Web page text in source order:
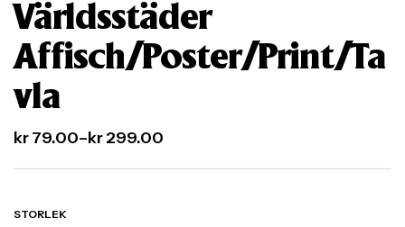
Världsstäder
Affisch/Poster/Print/Ta
vla
kr79.00–kr299.00
STORLEK